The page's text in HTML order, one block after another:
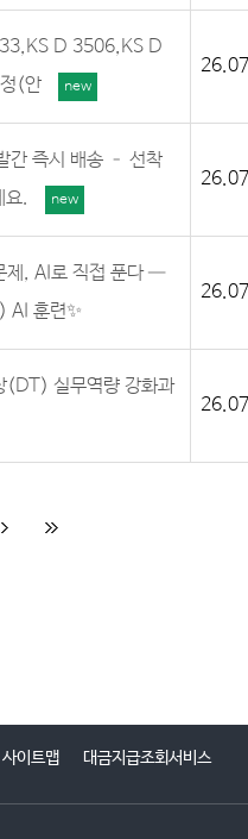
D 3506,KS D
(안
new
간 즉시 배송 – 선착
요.
new
제, AI로 직접 푼다 —
AI 훈련✨
(DT) 실무역량 강화과
사이트맵 대금지급조회서비스